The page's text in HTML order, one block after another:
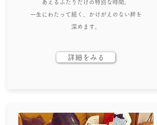
あえるふたりだけの特別な時間。
一生にわたって続く、かけがえのない絆を
深めます。
詳細をみる